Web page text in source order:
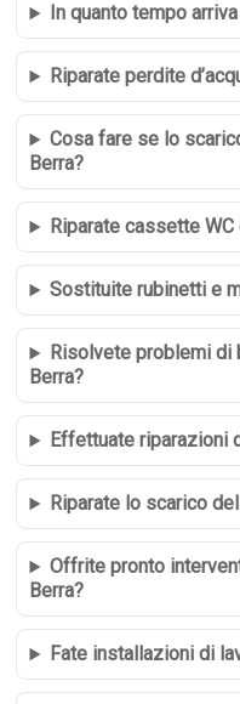
In quanto tempo
Riparate perdite
Cosa fare se lo
Berra?
Riparate cassette
Sostituite rubinetti e
Risolvete problemi di
Berra?
Effettuate riparazioni
Riparate lo scarico
Offrite pronto
Berra?
Fate installazioni di